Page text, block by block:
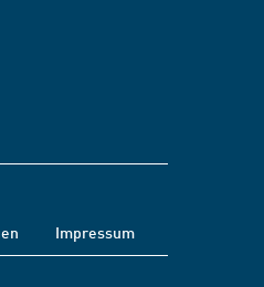
Impressum